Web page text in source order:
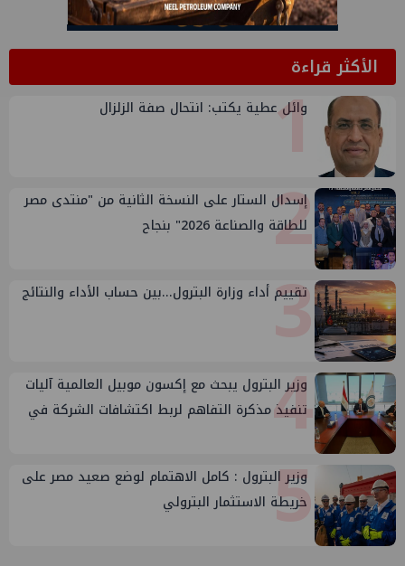
الأكثر قراءة1
وائل عطية يكتب: انتحال صفة الزلزال
2
إسدال الستار على النسخة الثانية من "منتدى مصر
للطاقة والصناعة 2026" بنجاح
3
تقييم أداء وزارة البترول...بين حساب الأداء والنتائج
4
وزير البترول يبحث مع إكسون موبيل العالمية آليات
تنفيذ مذكرة التفاهم لربط اكتشافات الشركة في
5
وزير البترول : كامل الاهتمام لوضع صعيد مصر على
خريطة الاستثمار البترولي